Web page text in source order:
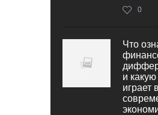
0
Что
и
играет в